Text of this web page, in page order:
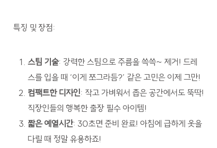
특징 및 장점:
스팀 기술: 강력한 스팀으로 주름을 쓱쓱~ 제거! 드레
스를 입을 때 ‘이게 쪼그라듬?’ 같은 고민은 이제 그만!
컴팩트한 디자인: 작고 가벼워서 좁은 공간에서도 뚝딱!
직장인들의 행복한 출장 필수 아이템!
짧은 예열시간: 30초면 준비 완료! 아침에 급하게 옷을
다릴 때 정말 유용하죠!